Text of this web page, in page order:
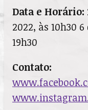
Data e Horário:
2022, às 10h30
19h30
Contato: